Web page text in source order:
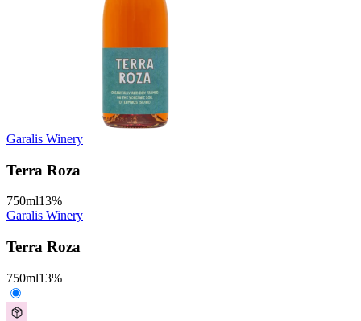
Garalis Winery
Terra Roza
750ml13%
Garalis Winery
Terra Roza
750ml13%